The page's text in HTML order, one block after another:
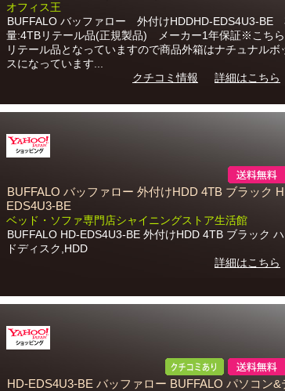
オフィス王
BUFFALO バッファロー 外付けHDDHD-EDS4U3-BE
量:4TBリテール品(正規製品) メーカー1年保証※こちら
リテール品となっていますので商品外箱はナチュナルボ
スになっています...
クチコミ情報
詳細はこちら
BUFFALO バッファロー 外付けHDD 4TB ブラック
EDS4U3-BE
ベッド・ソファ専門店シャイニングストア生活館
BUFFALO HD-EDS4U3-BE 外付けHDD 4TB ブラック
ドディスク,HDD
詳細はこちら
HD-EDS4U3-BE バッファロー BUFFALO パソコン&